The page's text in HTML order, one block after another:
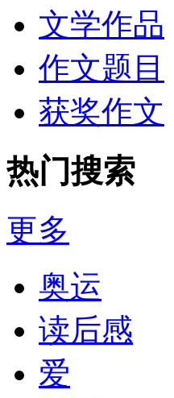
文学作品
作文题目
获奖作文
热门搜索
更多
奥运
读后感
爱